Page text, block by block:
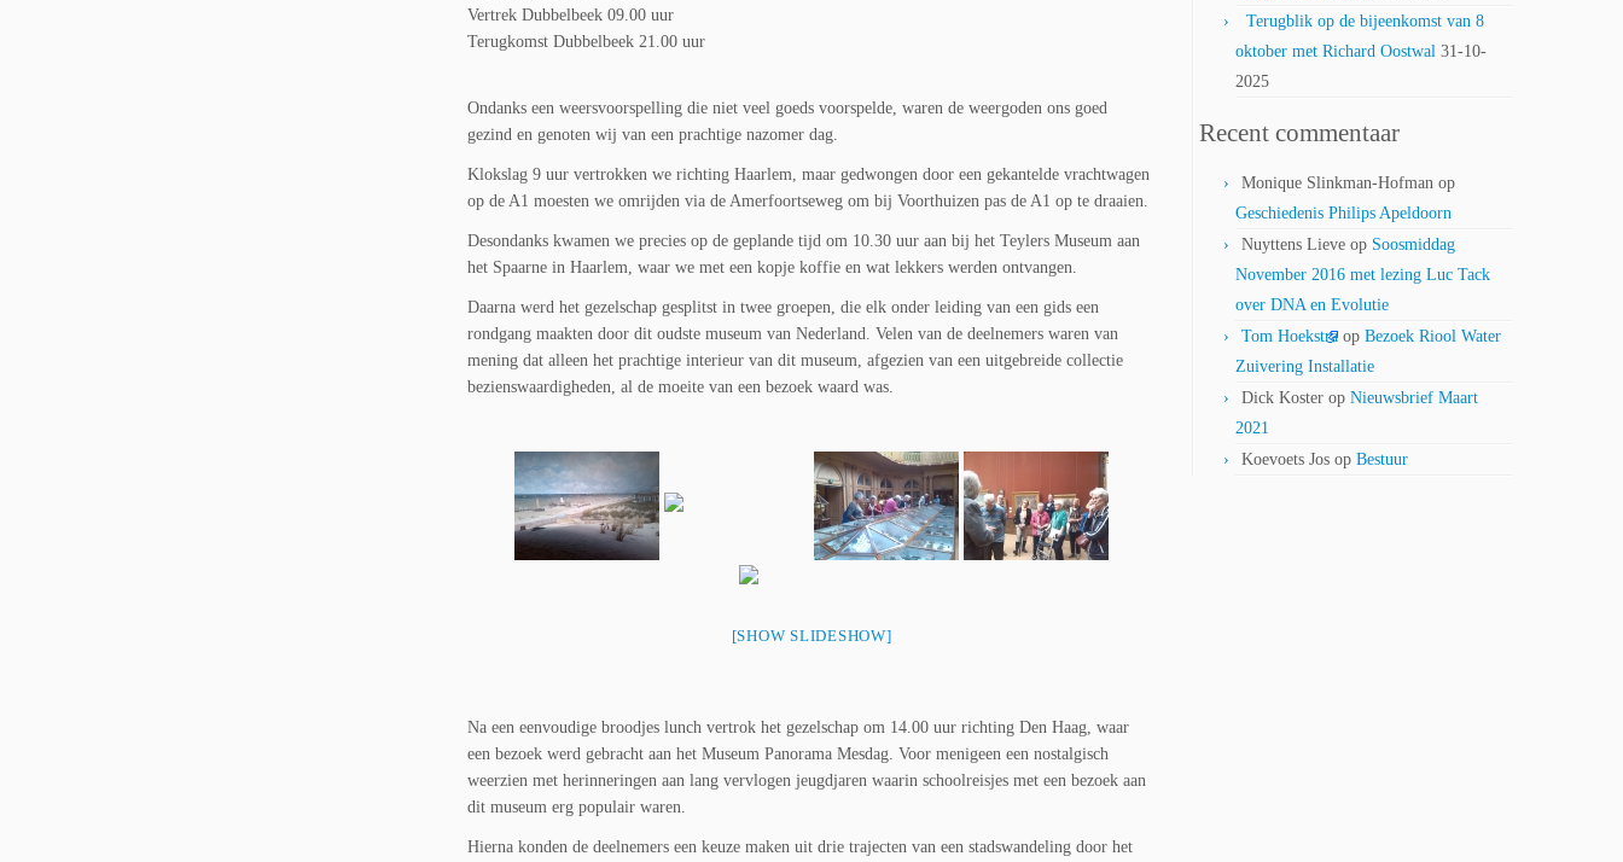
Vertrek Dubbelbeek 09.00 uur
Terugkomst Dubbelbeek 21.00 uur
Ondanks een weersvoorspelling die niet veel goeds voorspelde, waren de weergoden ons goed
gezind en genoten wij van een prachtige nazomer dag.
Klokslag 9 uur vertrokken we richting Haarlem, maar gedwongen door een gekantelde vrachtwagen
op de A1 moesten we omrijden via de Amerfoortseweg om bij Voorthuizen pas de A1 op te draaien.
Desondanks kwamen we precies op de geplande tijd om 10.30 uur aan bij het Teylers Museum aan
het Spaarne in Haarlem, waar we met een kopje koffie en wat lekkers werden ontvangen.
Daarna werd het gezelschap gesplitst in twee groepen, die elk onder leiding van een gids een
rondgang maakten door dit oudste museum van Nederland. Velen van de deelnemers waren van
mening dat alleen het prachtige interieur van dit museum, afgezien van een uitgebreide collectie
bezienswaardigheden, al de moeite van een bezoek waard was.
[SHOW SLIDESHOW]
Na een eenvoudige broodjes lunch vertrok het gezelschap om 14.00 uur richting Den Haag, waar
een bezoek werd gebracht aan het Museum Panorama Mesdag. Voor menigeen een nostalgisch
weerzien met herinneringen aan lang vervlogen jeugdjaren waarin schoolreisjes met een bezoek aan
dit museum erg populair waren.
Hierna konden de deelnemers een keuze maken uit drie trajecten van een stadswandeling door het
Terugblik op de bijeenkomst van 8
oktober met Richard Oostwal 31-10-
2025
Recent commentaar
Monique Slinkman-Hofman op
Geschiedenis Philips Apeldoorn
Nuyttens Lieve op Soosmiddag
November 2016 met lezing Luc Tack
over DNA en Evolutie
Tom Hoekstra op Bezoek Riool Water
Zuivering Installatie
Dick Koster op Nieuwsbrief Maart
2021
Koevoets Jos op Bestuur